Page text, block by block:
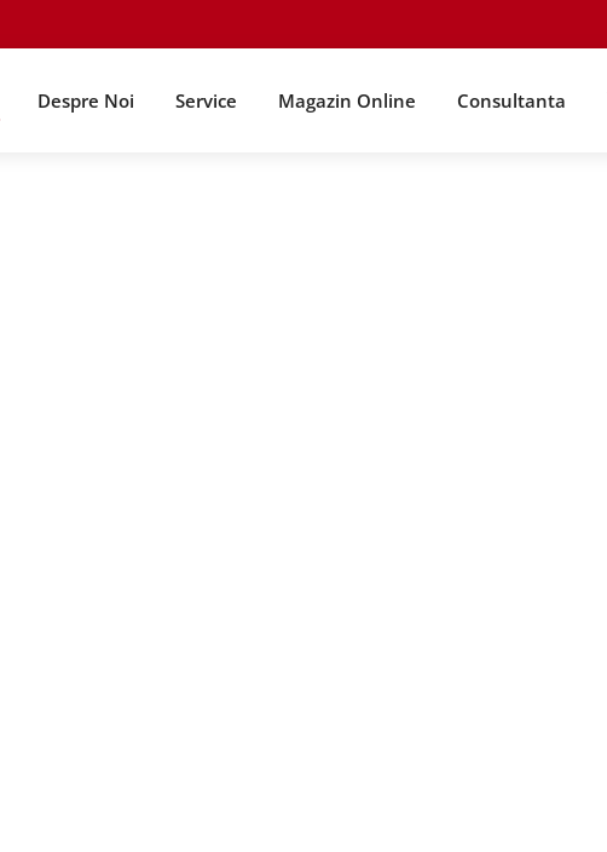
Despre Noi Service Magazin Online Consultanta